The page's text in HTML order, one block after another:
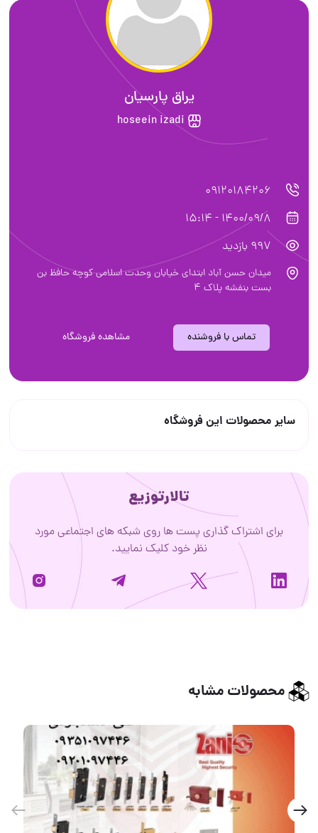
یراق پارسیان
hoseein izadi
09120184206
1400/09/8 - 15:14
997 بازدید
میدان حسن آباد ابتدای خیابان وحدت اسلامی کوچه حافظ بن
بست بنفشه پلاک ۴
تماس با فروشنده مشاهده فروشگاه
سایر محصولات این فروشگاه
تالارتوزیع
برای اشتراک گذاری پست ها روی شبکه های اجتماعی مورد
نظر خود کلیک نمایید.
محصولات مشابه